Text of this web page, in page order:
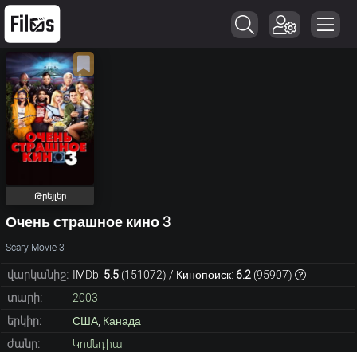
Թրեյլեր
Очень страшное кино 3
Scary Movie 3
վարկանիշ: IMDb: 5.5(151072) / Кинопоиск: 6.2(95907)
տարի:
2003
երկիր:
США, Канада
ժանր:
Կոմեդիա